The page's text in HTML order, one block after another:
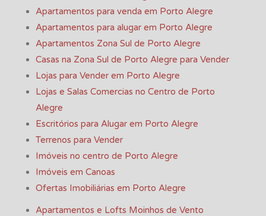
Apartamentos para venda em Porto Alegre
Apartamentos para alugar em Porto Alegre
Apartamentos Zona Sul de Porto Alegre
Casas na Zona Sul de Porto Alegre para Vender
Lojas para Vender em Porto Alegre
Lojas e Salas Comercias no Centro de Porto
Alegre
Escritórios para Alugar em Porto Alegre
Terrenos para Vender
Imóveis no centro de Porto Alegre
Imóveis em Canoas
Ofertas Imobiliárias em Porto Alegre
Apartamentos e Lofts Moinhos de Vento